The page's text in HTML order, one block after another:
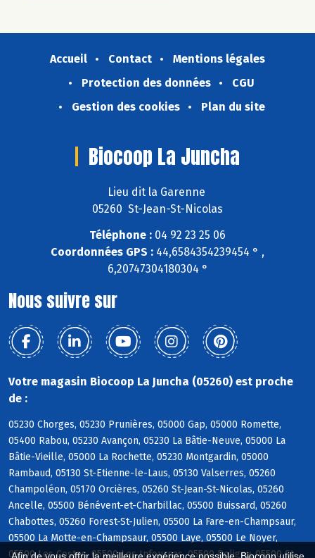
Accueil Contact
Mentions légales
Protection des données
CGU
Gestion des cookies
Plan du site
Biocoop La Juncha
Lieu dit la Garenne
05260 St-Jean-St-Nicolas
Téléphone : 04 92 23 25 06
Coordonnées GPS : 44,6584354239454 ° ,
6,20747304180304 °
Nous suivre sur
Votre magasin Biocoop La Juncha (05260) est proche
de :
05230 Chorges, 05230 Prunières, 05000 Gap, 05000 Romette,
05400 Rabou, 05230 Avançon, 05230 La Bâtie-Neuve, 05000 La
Bâtie-Vieille, 05000 La Rochette, 05230 Montgardin, 05000
Rambaud, 05130 St-Etienne-le-Laus, 05130 Valserres, 05260
Champoléon, 05170 Orcières, 05260 St-Jean-St-Nicolas, 05260
Ancelle, 05500 Bénévent-et-Charbillac, 05500 Buissard, 05260
Chabottes, 05260 Forest-St-Julien, 05500 La Fare-en-Champsaur,
05500 La Motte-en-Champsaur, 05500 Laye, 05500 Le Noyer,
05500 Les Costes, 05500 Les Infournas, 05500 Poligny, 05500 St-